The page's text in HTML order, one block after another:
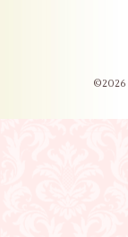
©2026